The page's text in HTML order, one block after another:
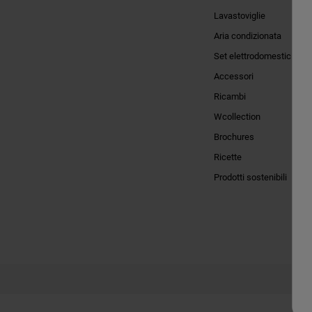
Lavastoviglie
Aria condizionata
Set elettrodomestici
Accessori
Ricambi
Wcollection
Brochures
Ricette
Prodotti sostenibili